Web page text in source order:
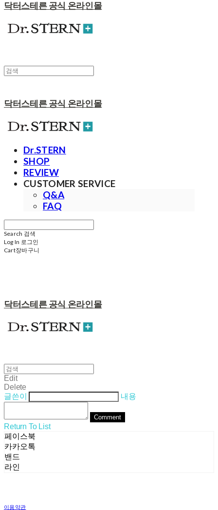
닥터스테른 공식 온라인몰
닥터스테른 공식 온라인몰
Dr.STERN
SHOP
REVIEW
CUSTOMER SERVICE
Q&A
FAQ
Search 검색
Log In 로그인
Cart장바구니
닥터스테른 공식 온라인몰
Edit
Delete
글쓴이
내용
Comment
Return To List
페이스북
카카오톡
밴드
라인
이용약관